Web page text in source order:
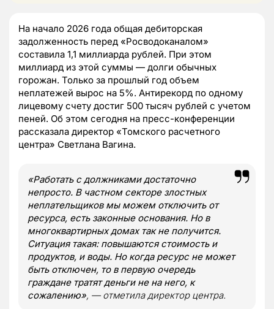
На начало 2026 года общая дебиторская
задолженность перед «Росводоканалом»
составила 1,1 миллиарда рублей. При этом
миллиард из этой суммы — долги обычных
горожан. Только за прошлый год объем
неплатежей вырос на 5%. Антирекорд по одному
лицевому счету достиг 500 тысяч рублей с учетом
пеней. Об этом сегодня на пресс-конференции
рассказала директор «Томского расчетного
центра» Светлана Вагина.
«Работать с должниками достаточно
непросто. В частном секторе злостных
неплательщиков мы можем отключить от
ресурса, есть законные основания. Но в
многоквартирных домах так не получится.
Ситуация такая: повышаются стоимость и
продуктов, и воды. Но когда ресурс не может
быть отключен, то в первую очередь
граждане тратят деньги не на него, к
сожалению», — отметила директор центра.